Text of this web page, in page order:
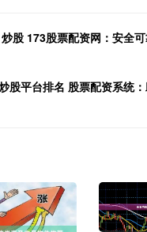
股 173股票配资网：安全
股平台排名 股票配资系统